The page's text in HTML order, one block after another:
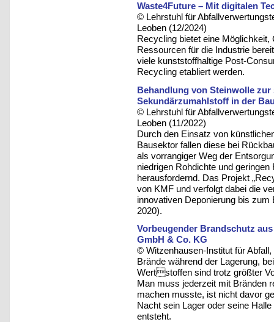
Waste4Future – Mit digitalen
© Lehrstuhl für
Leoben (12/2024)
Recycling bietet eine
Ressourcen für die Industrie
viele kunststoffhaltige Post-
Recycling etabliert werden.
Behandlung von Steinwolle
Sekundärzumahlstoff in der
© Lehrstuhl für
Leoben (11/2022)
Durch den Einsatz von
Bausektor fallen diese bei
als vorrangiger Weg der
niedrigen Rohdichte und
herausfordernd. Das Projekt
von KMF und verfolgt dabei die
innovativen Deponierung bis
2020).
Vorbeugender Brandschutz
GmbH & Co. KG
© Witzenhausen-Institut für
Brände während der Lagerung,
Wertstoffen sind trotz größter
Man muss jederzeit mit Bränden
machen musste, ist nicht davor
Nacht sein Lager oder seine
entsteht.